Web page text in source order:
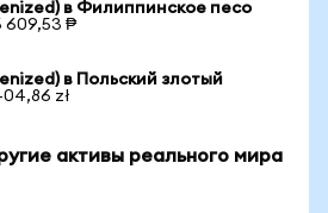
в Филиппинское песо
609,53 ₱
в Польский злотый
zł
активы реального мира